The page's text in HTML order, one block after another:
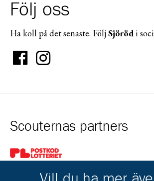
Följ oss
Ha koll på det senaste. FöljSjörödi
Scouternas partners
Gå till pl_50